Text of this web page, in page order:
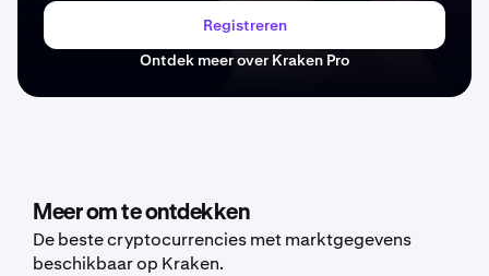
Registreren
Ontdek meer over Kraken Pro
Meer om te ontdekken
De beste cryptocurrencies met marktgegevens
beschikbaar op Kraken.